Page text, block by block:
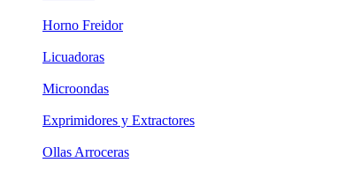
Horno Freidor
Licuadoras
Microondas
Exprimidores y Extractores
Ollas Arroceras